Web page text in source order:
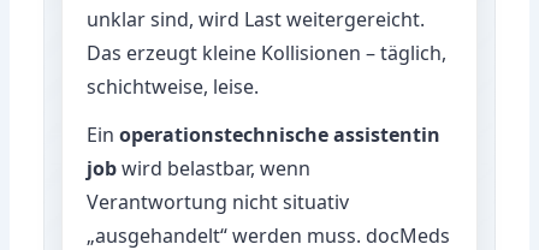
unklar sind, wird Last weitergereicht.
Das erzeugt kleine Kollisionen – täglich,
schichtweise, leise.
Einoperationstechnische assistentin
jobwird belastbar, wenn
Verantwortung nicht situativ
„ausgehandelt“ werden muss. docMeds